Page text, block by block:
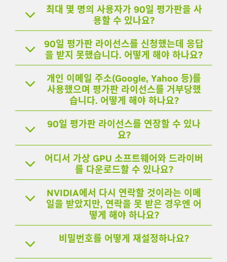
최대 몇 명의 사용자가 90일 평가판을 사
용할 수 있나요?
90일 평가판 라이선스를 신청했는데 응답
을 받지 못했습니다. 어떻게 해야 하나요?
개인 이메일 주소(Google, Yahoo 등)를
사용했으며 평가판 라이선스를 거부당했
습니다. 어떻게 해야 하나요?
90일 평가판 라이선스를 연장할 수 있나
요?
어디서 가상 GPU 소프트웨어와 드라이버
를 다운로드할 수 있나요?
NVIDIA에서 다시 연락할 것이라는 이메
일을 받았지만, 연락을 못 받은 경우엔 어
떻게 해야 하나요?
비밀번호를 어떻게 재설정하나요?